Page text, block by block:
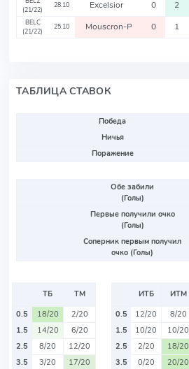
(21/22)
28.10 Excelsior 0 2
BELC
(21/22)
25.10 Mouscron-P 0 1
ТАБЛИЦА СТАВОК
Победа
Ничья
Поражение
Обе забили
(Голы)
Первые получили очко
(Голы)
Соперник первым получил
очко (Голы)
ТБ
ТМ
0.5
18/20
2/20
1.5
14/20
6/20
2.5
8/20
12/20
3.5
3/20
17/20
ИТБ
ИТМ
0.5
12/20
8/20
1.5
10/20
10/20
2.5
2/20
18/20
3.5
0/20 20/20